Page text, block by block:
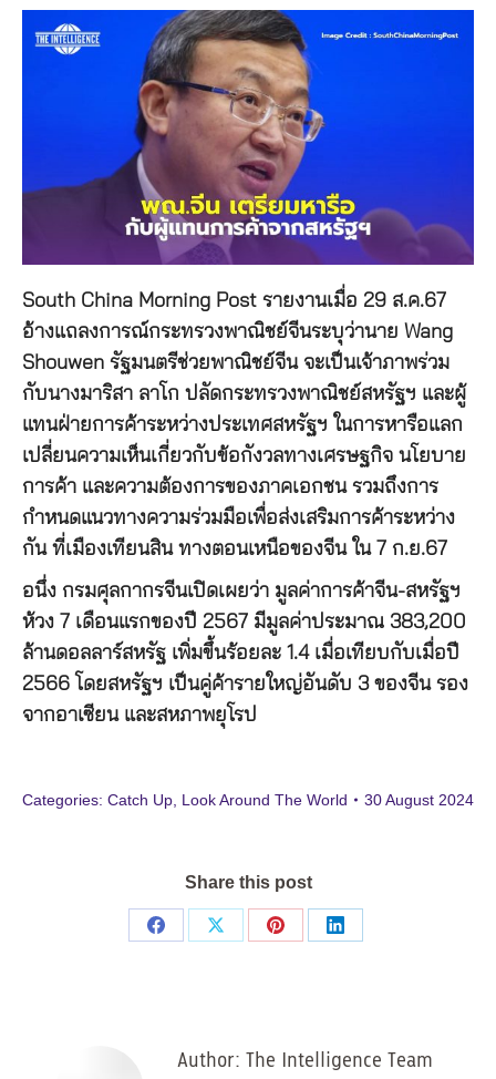
South China Morning Post รายงานเมื่อ 29 ส.ค.67
อ้างแถลงการณ์กระทรวงพาณิชย์จีนระบุว่านาย Wang
Shouwen รัฐมนตรีช่วยพาณิชย์จีน จะเป็นเจ้าภาพร่วม
กับนางมาริสา ลาโก ปลัดกระทรวงพาณิชย์สหรัฐฯ และผู้
แทนฝ่ายการค้าระหว่างประเทศสหรัฐฯ ในการหารือแลก
เปลี่ยนความเห็นเกี่ยวกับข้อกังวลทางเศรษฐกิจ นโยบาย
การค้า และความต้องการของภาคเอกชน รวมถึงการ
กำหนดแนวทางความร่วมมือเพื่อส่งเสริมการค้าระหว่าง
กัน ที่เมืองเทียนสิน ทางตอนเหนือของจีน ใน 7 ก.ย.67
อนึ่ง กรมศุลกากรจีนเปิดเผยว่า มูลค่าการค้าจีน-สหรัฐฯ
ห้วง 7 เดือนแรกของปี 2567 มีมูลค่าประมาณ 383,200
ล้านดอลลาร์สหรัฐ เพิ่มขึ้นร้อยละ 1.4 เมื่อเทียบกับเมื่อปี
2566 โดยสหรัฐฯ เป็นคู่ค้ารายใหญ่อันดับ 3 ของจีน รอง
จากอาเซียน และสหภาพยุโรป
Categories: Catch Up Look Around The World 30 August 2024
Share this post
Share
Share
Share
Share
Author: The Intelligence Team